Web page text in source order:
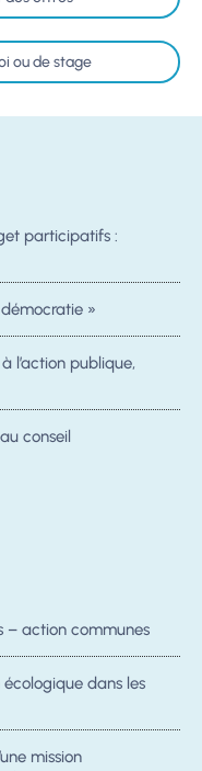
ou de stage
participatifs :
»
l’action publique,
conseil
– action communes
dans les
mission